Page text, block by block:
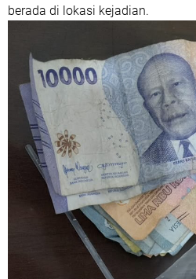
berada di lokasi kejadian.